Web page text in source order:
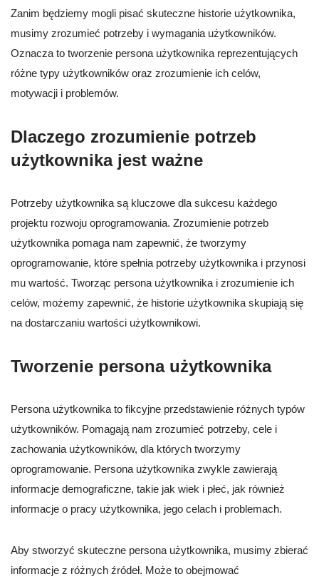
Zanim będziemy mogli pisać skuteczne historie użytkownika,
musimy zrozumieć potrzeby i wymagania użytkowników.
Oznacza to tworzenie persona użytkownika reprezentujących
różne typy użytkowników oraz zrozumienie ich celów,
motywacji i problemów.
Dlaczego zrozumienie potrzeb
użytkownika jest ważne
Potrzeby użytkownika są kluczowe dla sukcesu każdego
projektu rozwoju oprogramowania. Zrozumienie potrzeb
użytkownika pomaga nam zapewnić, że tworzymy
oprogramowanie, które spełnia potrzeby użytkownika i przynosi
mu wartość. Tworząc persona użytkownika i zrozumienie ich
celów, możemy zapewnić, że historie użytkownika skupiają się
na dostarczaniu wartości użytkownikowi.
Tworzenie persona użytkownika
Persona użytkownika to fikcyjne przedstawienie różnych typów
użytkowników. Pomagają nam zrozumieć potrzeby, cele i
zachowania użytkowników, dla których tworzymy
oprogramowanie. Persona użytkownika zwykle zawierają
informacje demograficzne, takie jak wiek i płeć, jak również
informacje o pracy użytkownika, jego celach i problemach.
Aby stworzyć skuteczne persona użytkownika, musimy zbierać
informacje z różnych źródeł. Może to obejmować